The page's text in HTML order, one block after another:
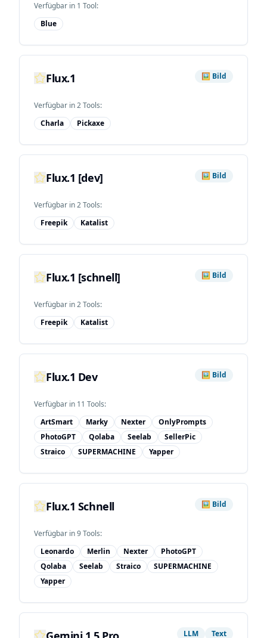
Verfügbar in 1 Tool:
Blue
Flux.1 🖼️ Bild
Verfügbar in2Tools:
Charla
Pickaxe
Flux.1 [dev] 🖼️ Bild
Verfügbar in2Tools:
Freepik
Katalist
Flux.1 [schnell] 🖼️ Bild
Verfügbar in2Tools:
Freepik
Katalist
Flux.1 Dev 🖼️ Bild
Verfügbar in 11 Tools:
ArtSmart
Marky Nexter
OnlyPrompts
PhotoGPT
Qolaba Seelab
SellerPic
Straico
SUPERMACHINE Yapper
Flux.1 Schnell 🖼️ Bild
Verfügbar in9Tools:
Leonardo
Merlin Nexter
PhotoGPT
Qolaba
Seelab Straico
SUPERMACHINE
Yapper
LLM Text